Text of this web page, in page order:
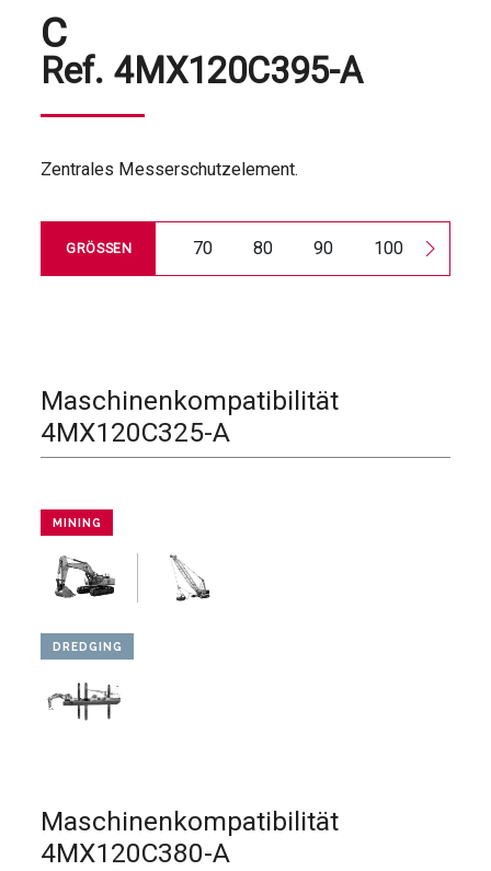
C
Ref. 4MX120C395-A
Zentrales Messerschutzelement.
GRÖSSEN 70 80 90 100 120
Maschinenkompatibilität
4MX120C325-A
MINING
DREDGING
Maschinenkompatibilität
4MX120C380-A